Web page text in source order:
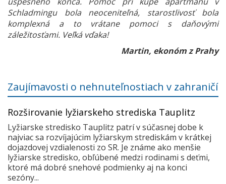
Schladmingu bola neoceniteľná, starostlivosť bola
komplexná a to vrátane pomoci s daňovými
záležitosťami. Veľká vďaka!
Martin, ekonóm z Prahy
Zaujímavosti o nehnuteľnostiach v zahraničí
Rozširovanie lyžiarskeho strediska Tauplitz
Lyžiarske stredisko Tauplitz patrí v súčasnej dobe k
najviac sa rozvíjajúcim lyžiarskym strediskám v krátkej
dojazdovej vzdialenosti zo SR. Je známe ako menšie
lyžiarske stredisko, obľúbené medzi rodinami s deťmi,
ktoré má dobré snehové podmienky aj na konci
sezóny...